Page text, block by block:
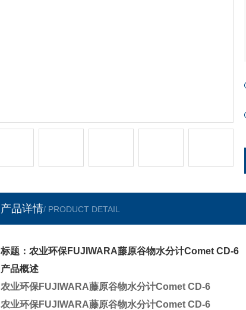
产品详情/ PRODUCT DETAIL
标题：农业环保FUJIWARA藤原谷物水分计Comet CD-6
产品概述
农业环保FUJIWARA藤原谷物水分计Comet CD-6
农业环保FUJIWARA藤原谷物水分计Comet CD-6